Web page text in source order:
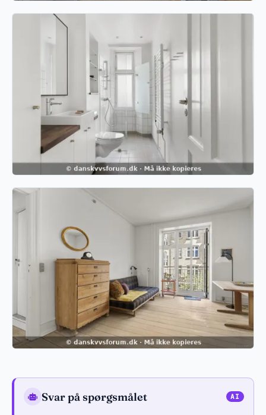
Svar på spørgsmålet